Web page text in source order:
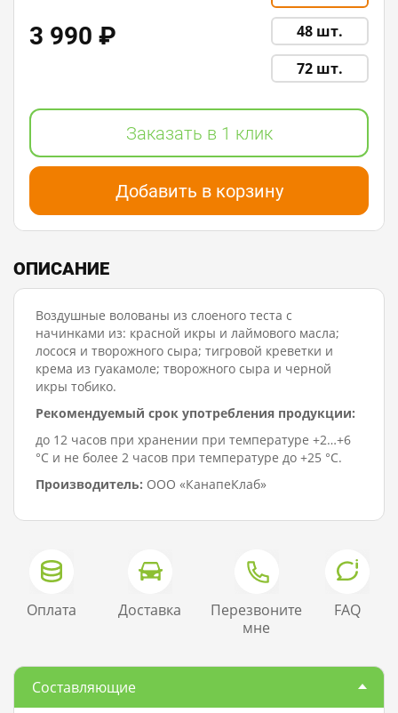
48 шт.
72 шт.
3 990 ₽
Заказать в 1 клик
Добавить в корзину
ОПИСАНИЕ
Воздушные волованы из слоеного теста с
начинками из: красной икры и лаймового масла;
лосося и творожного сыра; тигровой креветки и
крема из гуакамоле; творожного сыра и черной
икры тобико.
Рекомендуемый срок употребления продукции:
до 12 часов при хранении при температуре +2…+6
°C и не более 2 часов при температуре до +25 °C.
Производитель: ООО «КанапеКлаб»
Составляющие
Оплата Доставка
Перезвоните
мне
FAQ